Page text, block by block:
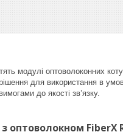
модулі оптоволоконних
рішення для використання в
до якості зв’язку.
оптоволокном FiberX